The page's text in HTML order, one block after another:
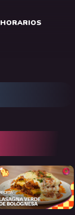
HORARIOS